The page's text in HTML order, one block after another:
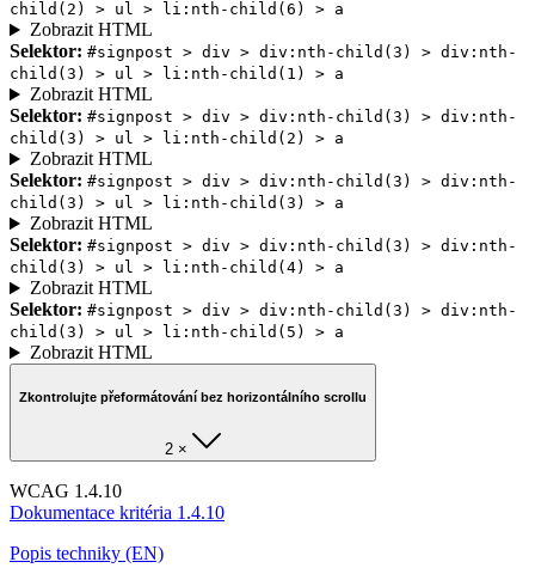
child(2) > ul > li:nth-child(6) > a
Zobrazit HTML
Selektor: #signpost > div > div:nth-child(3) > div:nth-
child(3) > ul > li:nth-child(1) > a
Zobrazit HTML
Selektor: #signpost > div > div:nth-child(3) > div:nth-
child(3) > ul > li:nth-child(2) > a
Zobrazit HTML
Selektor: #signpost > div > div:nth-child(3) > div:nth-
child(3) > ul > li:nth-child(3) > a
Zobrazit HTML
Selektor: #signpost > div > div:nth-child(3) > div:nth-
child(3) > ul > li:nth-child(4) > a
Zobrazit HTML
Selektor: #signpost > div > div:nth-child(3) > div:nth-
child(3) > ul > li:nth-child(5) > a
Zobrazit HTML
Zkontrolujte přeformátování bez horizontálního scrollu
2 ×
WCAG 1.4.10
Dokumentace kritéria 1.4.10
Popis techniky (EN)